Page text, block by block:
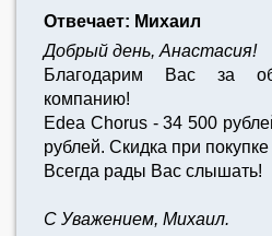
Отвечает: Михаил
Добрый день, Анастасия!
Благодарим Вас за
компанию!
Edea Chorus - 34 500
рублей. Скидка при
Всегда рады Вас слышать!
С Уважением, Михаил.